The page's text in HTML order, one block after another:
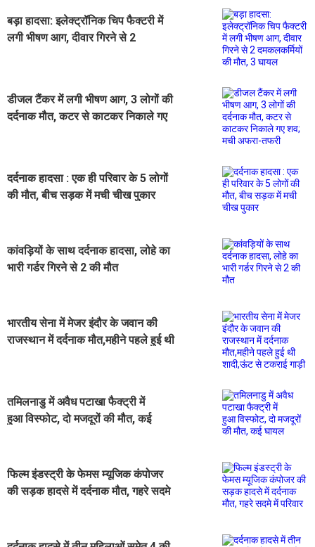
बड़ा हादसा: इलेक्ट्रॉनिक चिप फैक्टरी में
लगी भीषण आग, दीवार गिरने से 2
डीजल टैंकर में लगी भीषण आग, 3 लोगों की
दर्दनाक मौत, कटर से काटकर निकाले गए
दर्दनाक हादसा : एक ही परिवार के 5 लोगों
की मौत, बीच सड़क में मची चीख पुकार
कांवड़ियों के साथ दर्दनाक हादसा, लोहे का
भारी गर्डर गिरने से 2 की मौत
भारतीय सेना में मेजर इंदौर के जवान की
राजस्थान में दर्दनाक मौत,महीने पहले हुई थी
तमिलनाडु में अवैध पटाखा फैक्ट्री में
हुआ विस्फोट, दो मजदूरों की मौत, कई
फिल्म इंडस्ट्री के फेमस म्यूजिक कंपोजर
की सड़क हादसे में दर्दनाक मौत, गहरे सदमे